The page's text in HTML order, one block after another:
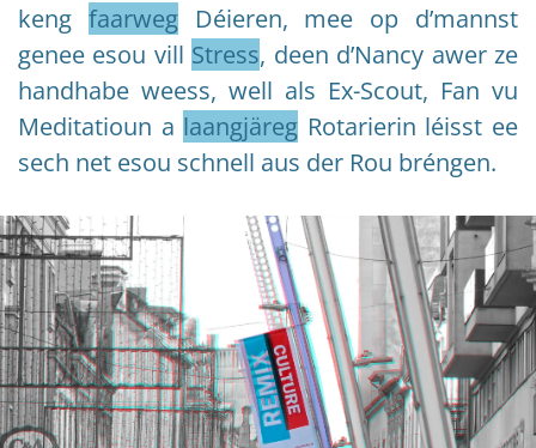
keng faarwegDéieren, mee op d’mannst
genee esou vill Stress, deen d’Nancy awer ze
handhabe weess, well als Ex-Scout, Fan vu
Meditatioun a laangjäreg Rotarierin léisst ee
sech net esou schnell aus der Rou bréngen.